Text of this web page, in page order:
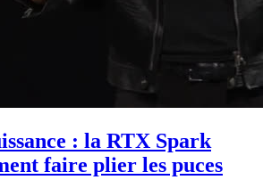
: la RTX Spark
faire plier les puces